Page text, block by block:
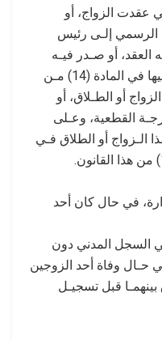
عقدت الزواج، أو
الرسمي إلـى رئيس
العقد، أو صـدر فيـه
الحكم ضمن المهلـة المنصوص عليها في المادة (14) مـن
أو الطـلاق، أو
القطعية، وعـلى
الـزواج أو الطلاق فـي
في حال كان أحد
السجل المدني دون
حـال وفاة أحد الزوجين
قبل تسجيـل